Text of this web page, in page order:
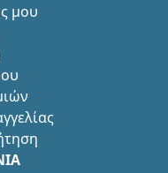
μου